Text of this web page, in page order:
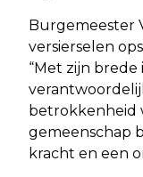
Burgemeester
versierselen
“Met zijn brede
betrokkenheid
gemeenschap
kracht en een